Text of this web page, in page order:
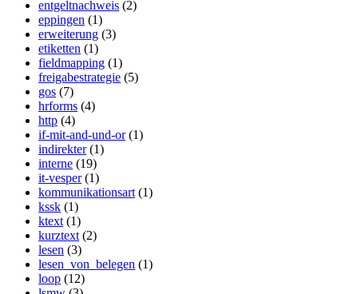
entgeltnachweis (2)
eppingen (1)
erweiterung (3)
etiketten (1)
fieldmapping (1)
freigabestrategie (5)
gos (7)
hrforms (4)
http (4)
if-mit-and-und-or (1)
indirekter (1)
interne (19)
it-vesper (1)
kommunikationsart (1)
kssk (1)
ktext (1)
kurztext (2)
lesen (3)
lesen_von_belegen (1)
loop (12)